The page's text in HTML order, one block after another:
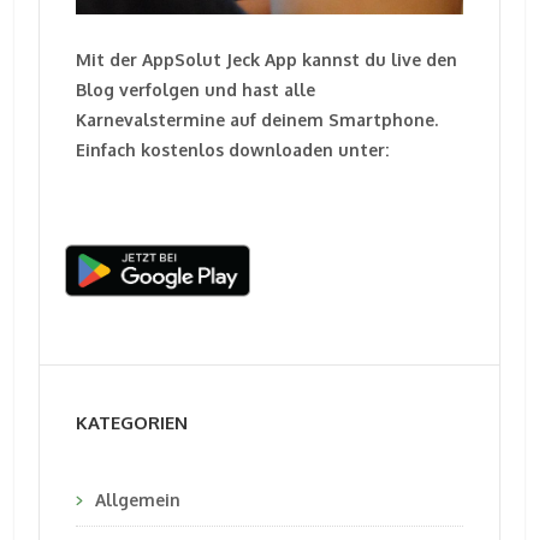
Mit der AppSolut Jeck App kannst du live den
Blog verfolgen und hast alle
Karnevalstermine auf deinem Smartphone.
Einfach kostenlos downloaden unter:
KATEGORIEN
Allgemein